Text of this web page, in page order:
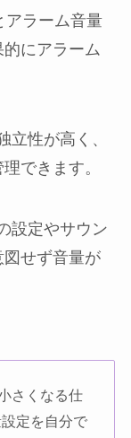
アラーム音量
にアラーム
立性が高く、
できます。
設定やサウン
図せず音量が
さくなる仕
定を自分で